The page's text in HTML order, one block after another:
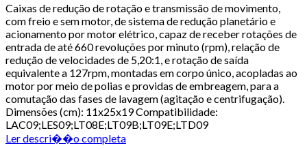
Caixas de redução de rotação e transmissão de movimento,
com freio e sem motor, de sistema de redução planetário e
acionamento por motor elétrico, capaz de receber rotações de
entrada de até 660 revoluções por minuto (rpm), relação de
redução de velocidades de 5,20:1, e rotação de saída
equivalente a 127rpm, montadas em corpo único, acopladas ao
motor por meio de polias e providas de embreagem, para a
comutação das fases de lavagem (agitação e centrifugação).
Dimensões (cm): 11x25x19 Compatibilidade:
LAC09;LES09;LT08E;LT09B;LT09E;LTD09
Ler descri��o completa